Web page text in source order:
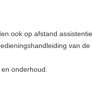
op afstand assistentie
van de
onderhoud.